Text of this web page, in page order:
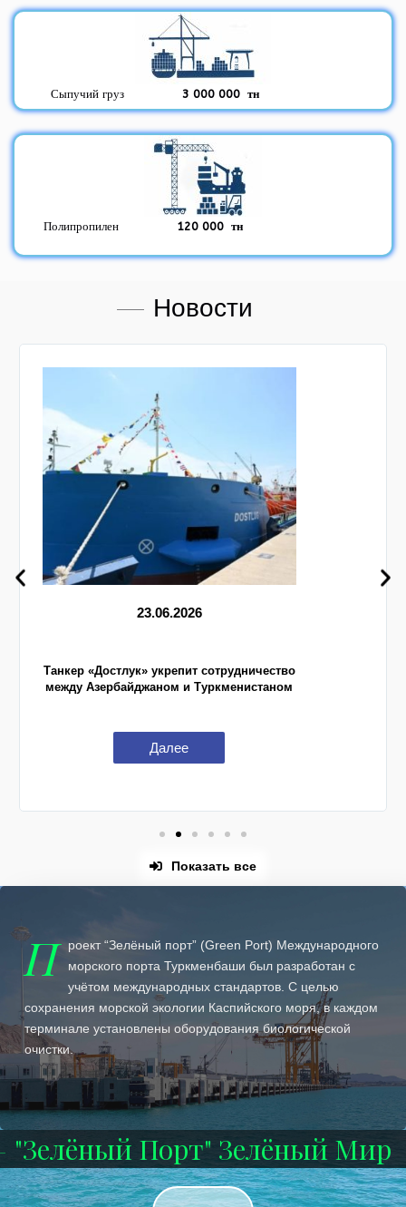
Сыпучий груз 3 000 000 тн
Полипропилен 120 000 тн
Hовости
23.06.2026
Танкер «Достлук» укрепит сотрудничество
между Азербайджаном и Туркменистаном
Далее
Показать все
П
роект “Зелёный порт” (Green Port) Международного
морского порта Туркменбаши был разработан с
учётом международных стандартов. С целью
сохранения морской экологии Каспийского моря, в каждом
терминале установлены оборудования биологической
очистки.
"Зелёный Порт" Зелёный Мир